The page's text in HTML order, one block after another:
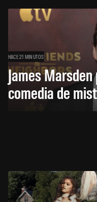
HACE 21 MINUTOS
James
comedia de